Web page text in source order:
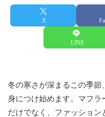
X
LINE
冬の寒さが深まるこの季節
身につけ始めます。マフラ
だけでなく、ファッション